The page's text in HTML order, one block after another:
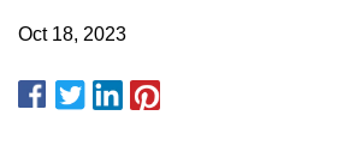
Oct 18, 2023